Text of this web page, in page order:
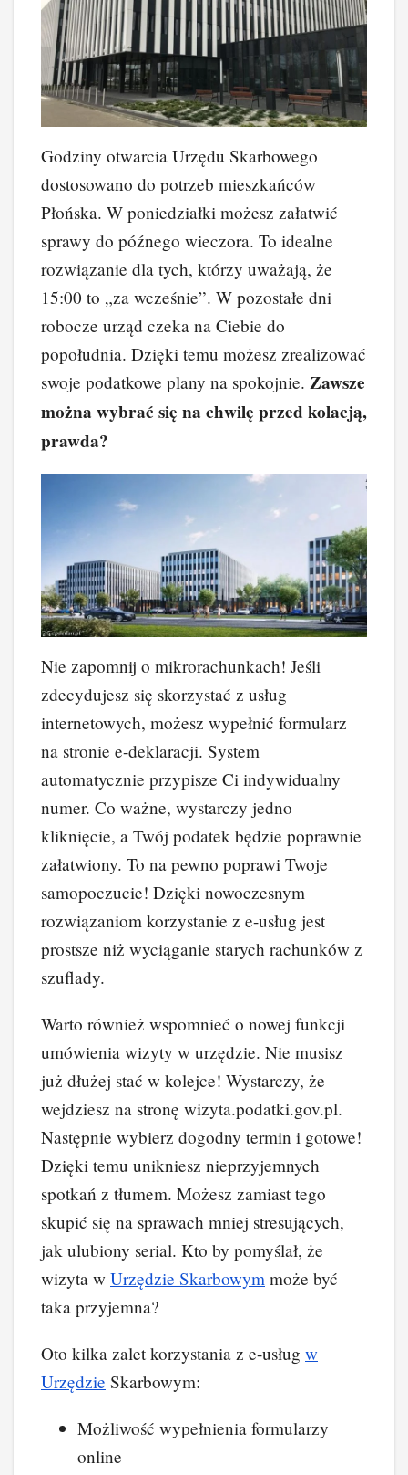
Godziny otwarcia Urzędu Skarbowego
dostosowano do potrzeb mieszkańców
Płońska. W poniedziałki możesz załatwić
sprawy do późnego wieczora. To idealne
rozwiązanie dla tych, którzy uważają, że
15:00 to „za wcześnie”. W pozostałe dni
robocze urząd czeka na Ciebie do
popołudnia. Dzięki temu możesz zrealizować
swoje podatkowe plany na spokojnie. Zawsze
można wybrać się na chwilę przed kolacją,
prawda?
Nie zapomnij o mikrorachunkach! Jeśli
zdecydujesz się skorzystać z usług
internetowych, możesz wypełnić formularz
na stronie e-deklaracji. System
automatycznie przypisze Ci indywidualny
numer. Co ważne, wystarczy jedno
kliknięcie, a Twój podatek będzie poprawnie
załatwiony. To na pewno poprawi Twoje
samopoczucie! Dzięki nowoczesnym
rozwiązaniom korzystanie z e-usług jest
prostsze niż wyciąganie starych rachunków z
szuflady.
Warto również wspomnieć o nowej funkcji
umówienia wizyty w urzędzie. Nie musisz
już dłużej stać w kolejce! Wystarczy, że
wejdziesz na stronę wizyta.podatki.gov.pl.
Następnie wybierz dogodny termin i gotowe!
Dzięki temu unikniesz nieprzyjemnych
spotkań z tłumem. Możesz zamiast tego
skupić się na sprawach mniej stresujących,
jak ulubiony serial. Kto by pomyślał, że
wizyta w Urzędzie Skarbowym może być
taka przyjemna?
Oto kilka zalet korzystania z e-usług w
Urzędzie Skarbowym:
Możliwość wypełnienia formularzy
online